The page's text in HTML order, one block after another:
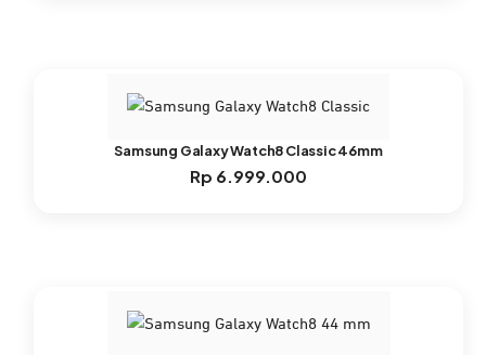
Samsung Galaxy Watch8 Classic 46mm
Rp 6.999.000